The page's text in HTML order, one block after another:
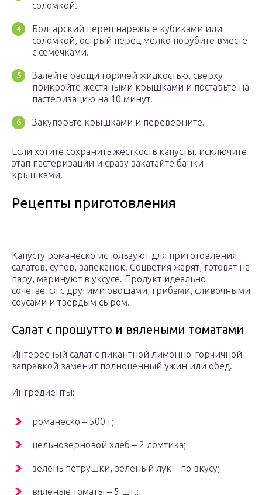
соломкой.
Болгарский перец нарежьте кубиками или
соломкой, острый перец мелко порубите вместе
с семечками.
Залейте овощи горячей жидкостью, сверху
прикройте жестяными крышками и поставьте на
пастеризацию на 10 минут.
Закупорьте крышками и переверните.
Если хотите сохранить жесткость капусты, исключите
этап пастеризации и сразу закатайте банки
крышками.
Рецепты приготовления
Капусту романеско используют для приготовления
салатов, супов, запеканок. Соцветия жарят, готовят на
пару, маринуют в уксусе. Продукт идеально
сочетается с другими овощами, грибами, сливочными
соусами и твердым сыром.
Салат с прошутто и вялеными томатами
Интересный салат с пикантной лимонно-горчичной
заправкой заменит полноценный ужин или обед.
Ингредиенты:
романеско – 500 г;
цельнозерновой хлеб – 2 ломтика;
зелень петрушки, зеленый лук – по вкусу;
вяленые томаты – 5 шт.;